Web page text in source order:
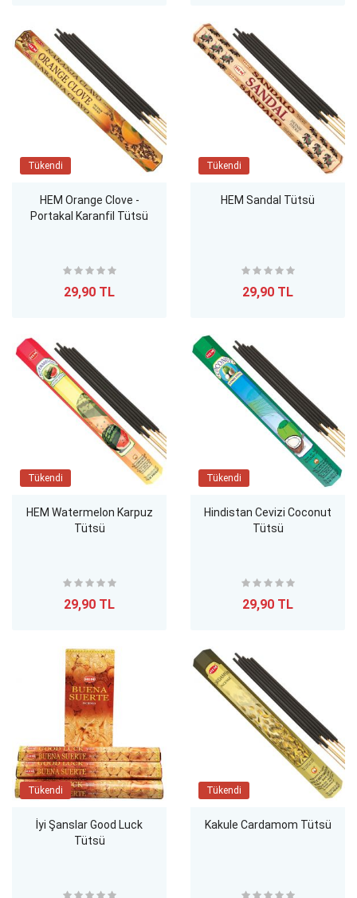
Tükendi
HEM Orange Clove -
Portakal Karanfil Tütsü
29,90 TL
Tükendi
HEM Sandal Tütsü
29,90 TL
Tükendi
HEM Watermelon Karpuz
Tütsü
29,90 TL
Tükendi
Hindistan Cevizi Coconut
Tütsü
29,90 TL
Tükendi
İyi Şanslar Good Luck
Tütsü
Tükendi
Kakule Cardamom Tütsü